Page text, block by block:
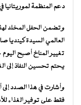
دعم المنظمة لموريتانيا
وتضمن الحفل المخلد
العالمي السيدة كينديا
تغيير المناخ أصبح
يحتم تحسين النفاذ إلى
وأشارت في هذا الصدد إلى
فقط على توفير